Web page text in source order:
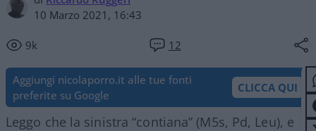
10 Marzo 2021, 16:43
9k 12
Aggiungi nicolaporro.it alle tue fonti
preferite su Google
CLICCA QUI
Leggo che la sinistra “contiana” (M5s, Pd, Leu), e